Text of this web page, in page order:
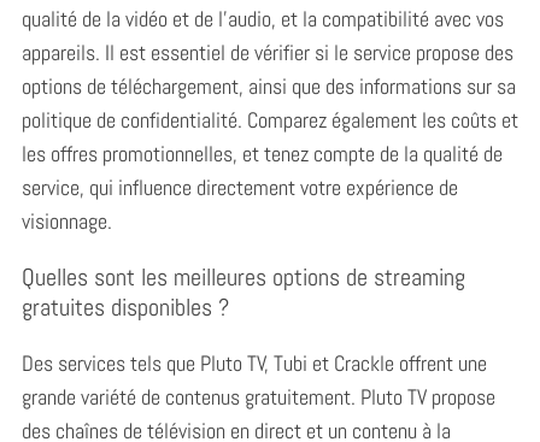
qualité de la vidéo et de l’audio, et la compatibilité avec vos
appareils. Il est essentiel de vérifier si le service propose des
options de téléchargement, ainsi que des informations sur sa
politique de confidentialité. Comparez également les coûts et
les offres promotionnelles, et tenez compte de la qualité de
service, qui influence directement votre expérience de
visionnage.
Quelles sont les meilleures options de streaming
gratuites disponibles ?
Des services tels que Pluto TV, Tubi et Crackle offrent une
grande variété de contenus gratuitement. Pluto TV propose
des chaînes de télévision en direct et un contenu à la